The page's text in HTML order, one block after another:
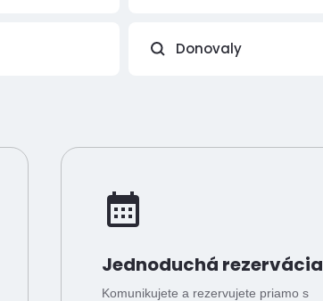
Donovaly
Jednoduchá rezervácia
Komunikujete a rezervujete priamo s